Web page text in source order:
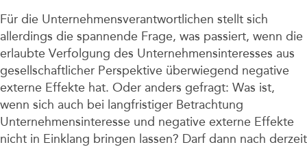
Für die Unternehmensverantwortlichen stellt sich
allerdings die spannende Frage, was passiert, wenn die
erlaubte Verfolgung des Unternehmensinteresses aus
gesellschaftlicher Perspektive überwiegend negative
externe Effekte hat. Oder anders gefragt: Was ist,
wenn sich auch bei langfristiger Betrachtung
Unternehmensinteresse und negative externe Effekte
nicht in Einklang bringen lassen? Darf dann nach derzeit